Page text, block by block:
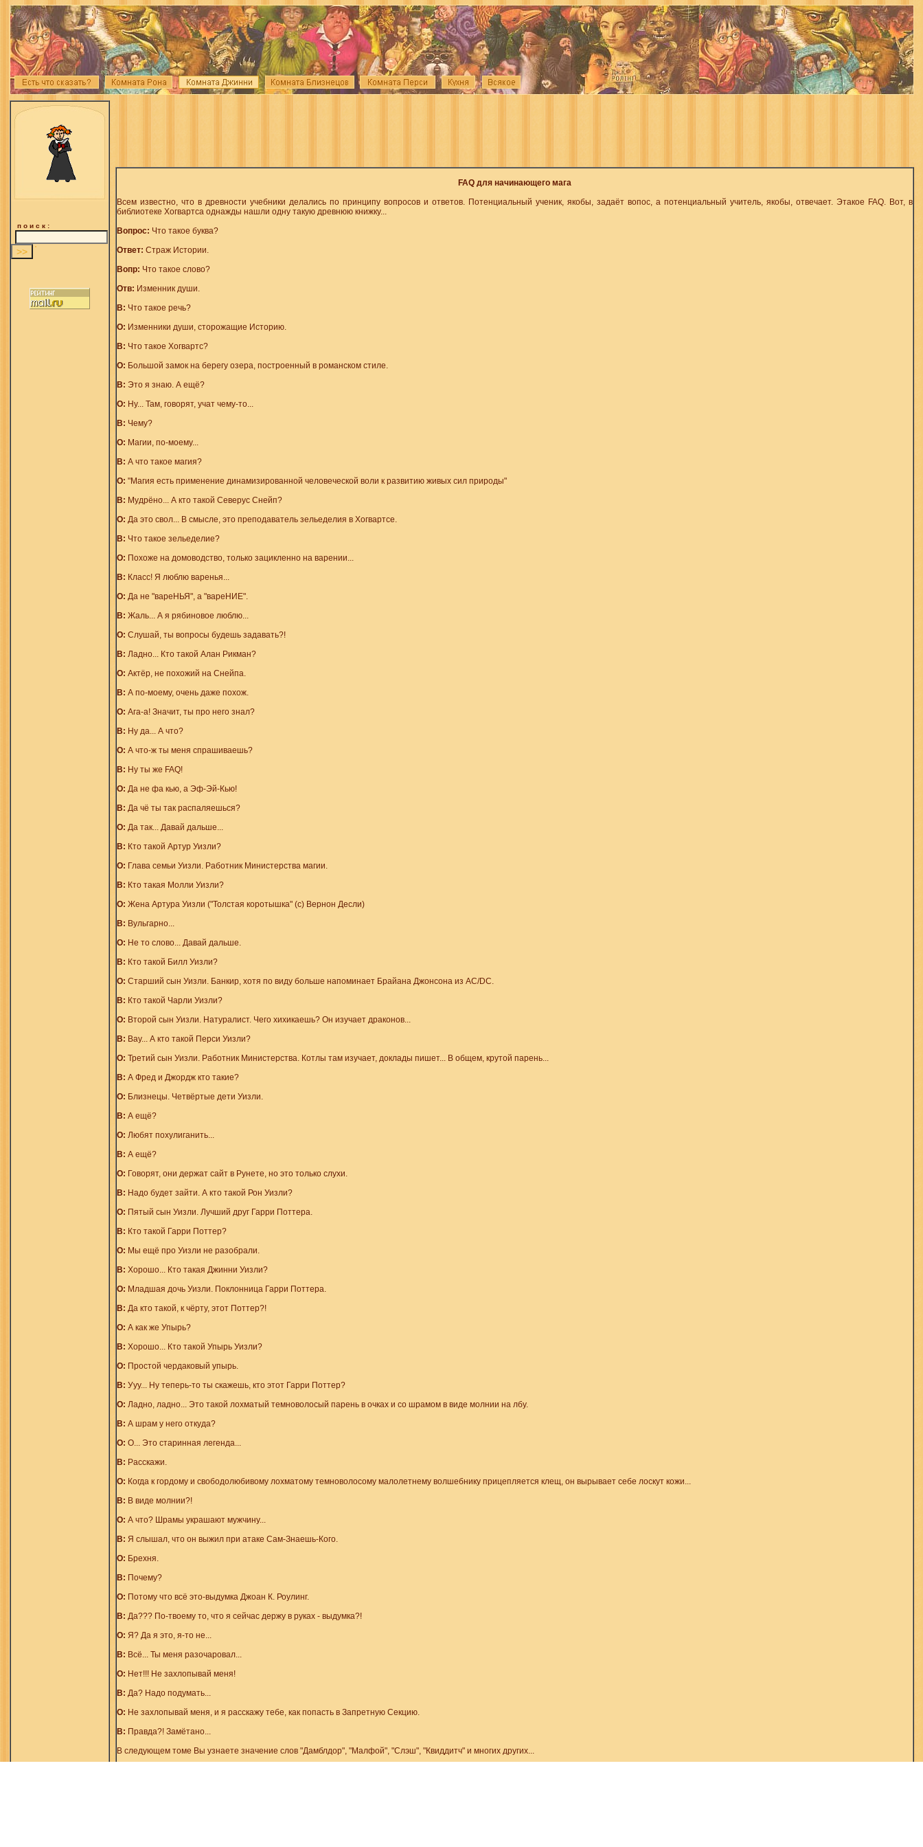
п о и с к :
FAQ для начинающего мага
Всем известно, что в древности учебники делались по принципу вопросов и ответов. Потенциальный ученик, якобы, задаёт вопос, а потенциальный учитель, якобы, отвечает. Этакое FAQ. Вот, в
библиотекe Хогвартса однажды нашли одну такую древнюю книжку...
Вопрос: Что такое буква?
Ответ: Страж Истории.
Вопр: Что такое слово?
Отв: Изменник души.
В: Что такое речь?
О: Изменники души, сторожащие Историю.
В: Что такое Хогвартс?
О: Большой замок на берегу озера, построенный в романском стиле.
В: Это я знаю. А ещё?
О: Ну... Там, говорят, учат чему-то...
В: Чему?
О: Магии, по-моему...
В: А что такое магия?
О: "Магия есть применение динамизированной человеческой воли к развитию живых сил природы"
В: Мудрёно... А кто такой Северус Снейп?
О: Да это свол... В смысле, это преподаватель зельеделия в Хогвартсе.
В: Что такое зельеделие?
О: Похоже на домоводство, только зацикленно на варении...
В: Класс! Я люблю варенья...
О: Да не "вареНЬЯ", а "вареНИЕ".
В: Жаль... А я рябиновое люблю...
О: Слушай, ты вопросы будешь задавать?!
В: Ладно... Кто такой Алан Рикман?
О: Актёр, не похожий на Снейпа.
В: А по-моему, очень даже похож.
О: Ага-а! Значит, ты про него знал?
В: Ну да... А что?
О: А что-ж ты меня спрашиваешь?
В: Ну ты же FAQ!
О: Да не фа кью, а Эф-Эй-Кью!
В: Да чё ты так распаляешься?
О: Да так... Давай дальше...
В: Кто такой Артур Уизли?
О: Глава семьи Уизли. Работник Министерства магии.
В: Кто такая Молли Уизли?
О: Жена Артура Уизли ("Толстая коротышка" (с) Вернон Десли)
В: Вульгарно...
О: Не то слово... Давай дальше.
В: Кто такой Билл Уизли?
О: Старший сын Уизли. Банкир, хотя по виду больше напоминает Брайана Джонсона из AC/DC.
В: Кто такой Чарли Уизли?
О: Второй сын Уизли. Натуралист. Чего хихикаешь? Он изучает драконов...
В: Вау... А кто такой Перси Уизли?
О: Третий сын Уизли. Работник Министерства. Котлы там изучает, доклады пишет... В общем, крутой парень...
В: А Фред и Джордж кто такие?
О: Близнецы. Четвёртые дети Уизли.
В: А ещё?
О: Любят похулиганить...
В: А ещё?
О: Говорят, они держат сайт в Рунете, но это только слухи.
В: Надо будет зайти. А кто такой Рон Уизли?
О: Пятый сын Уизли. Лучший друг Гарри Поттера.
В: Кто такой Гарри Поттер?
О: Мы ещё про Уизли не разобрали.
В: Хорошо... Кто такая Джинни Уизли?
О: Младшая дочь Уизли. Поклонница Гарри Поттера.
В: Да кто такой, к чёрту, этот Поттер?!
О: А как же Упырь?
В: Хорошо... Кто такой Упырь Уизли?
О: Простой чердаковый упырь.
В: Ууу... Ну теперь-то ты скажешь, кто этот Гарри Поттер?
О: Ладно, ладно... Это такой лохматый темноволосый парень в очках и со шрамом в виде молнии на лбу.
В: А шрам у него откуда?
О: О... Это старинная легенда...
В: Расскажи.
О: Когда к гордому и свободолюбивому лохматому темноволосому малолетнему волшебнику прицепляется клещ, он вырывает себе лоскут кожи...
В: В виде молнии?!
О: А что? Шрамы украшают мужчину...
В: Я слышал, что он выжил при атаке Сам-Знаешь-Кого.
О: Брехня.
В: Почему?
О: Потому что всё это-выдумка Джоан К. Роулинг.
В: Да??? По-твоему то, что я сейчас держу в руках - выдумка?!
О: Я? Да я это, я-то не...
В: Всё... Ты меня разочаровал...
О: Нет!!! Не захлопывай меня!
В: Да? Надо подумать...
О: Не захлопывай меня, и я расскажу тебе, как попасть в Запретную Секцию.
В: Правда?! Замётано...
В следующем томе Вы узнаете значение слов "Дамблдор", "Малфой", "Слэш", "Квиддитч" и многих других...